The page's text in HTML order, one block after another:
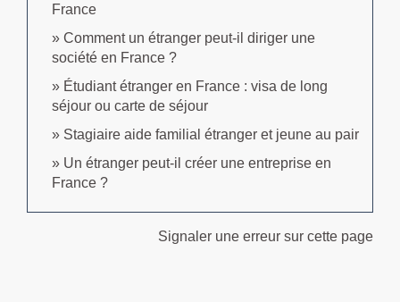
France
Comment un étranger peut-il diriger une
société en France ?
Étudiant étranger en France : visa de long
séjour ou carte de séjour
Stagiaire aide familial étranger et jeune au pair
Un étranger peut-il créer une entreprise en
France ?
Signaler une erreur sur cette page